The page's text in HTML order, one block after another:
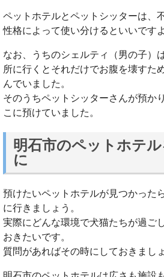
ペットホテルとペットシッターは、
性格によって使い分けるといいですよ
なお、うちのシェルティ（男の子）
所に行くとそれだけでお腹を壊すた
んでいました。
そのうちペットシッターさんが預か
こに預けていました。
明石市のペットホテ
に
預けたいペットホテルが見つかった
に行きましょう。
実際にどんな環境で犬猫たちが過ご
おきたいです。
質問があればその時にしておきましょ